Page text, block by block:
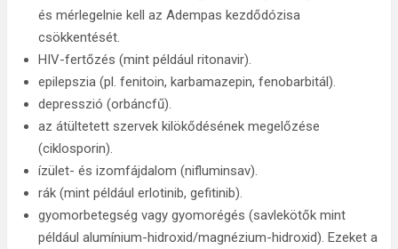
és mérlegelnie kell az Adempas kezdődózisa
csökkentését.
HIV-fertőzés (mint például ritonavir).
epilepszia (pl. fenitoin, karbamazepin, fenobarbitál).
depresszió (orbáncfű).
az átültetett szervek kilökődésének megelőzése
(ciklosporin).
ízület- és izomfájdalom (nifluminsav).
rák (mint például erlotinib, gefitinib).
gyomorbetegség vagy gyomorégés (savlekötők mint
például alumínium-hidroxid/magnézium-hidroxid). Ezeket a